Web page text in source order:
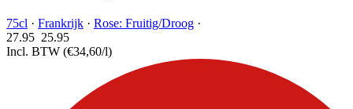
75cl · Frankrijk · Rose: Fruitig/Droog ·
27.95 25.95
Incl. BTW (€34,60/l)